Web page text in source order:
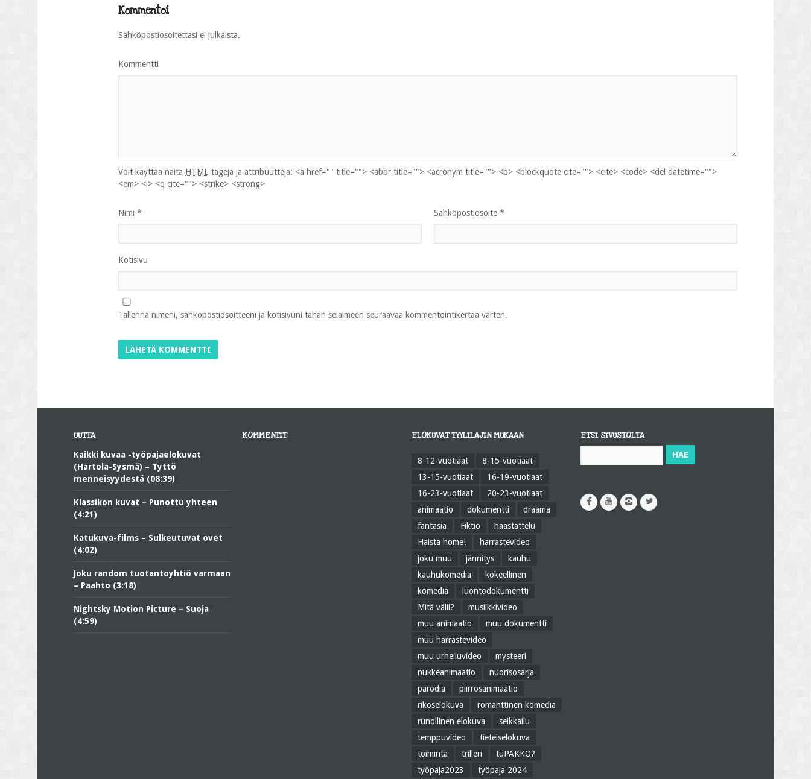
Kommentoi
Sähköpostiosoitettasi ei julkaista.
Kommentti
Voit käyttää näitä HTML-tageja ja attribuutteja: <a href="" title=""> <abbr title=""> <acronym title=""> <b> <blockquote cite=""> <cite> <code> <del datetime="">
<em> <i> <q cite=""> <strike> <strong>
Nimi * Sähköpostiosoite *
Kotisivu
Tallenna nimeni, sähköpostiosoitteeni ja kotisivuni tähän selaimeen seuraavaa kommentointikertaa varten.
UUTTA
Kaikki kuvaa -työpajaelokuvat
(Hartola-Sysmä) – Tyttö
menneisyydestä (08:39)
Klassikon kuvat – Punottu yhteen
(4:21)
Katukuva-films – Sulkeutuvat ovet
(4:02)
Joku random tuotantoyhtiö varmaan
– Paahto (3:18)
Nightsky Motion Picture – Suoja
(4:59)
KOMMENTIT ELOKUVAT TYYLILAJIN MUKAAN
8-12-vuotiaat
8-15-vuotiaat
13-15-vuotiaat
16-19-vuotiaat
16-23-vuotiaat
20-23-vuotiaat
animaatio
dokumentti
draama
fantasia
Fiktio
haastattelu
Haista home!
harrastevideo
joku muu
jännitys
kauhu
kauhukomedia
kokeellinen
komedia
luontodokumentti
Mitä välii?
musiikkivideo
muu animaatio
muu dokumentti
muu harrastevideo
muu urheiluvideo
mysteeri
nukkeanimaatio
nuorisosarja
parodia
piirrosanimaatio
rikoselokuva
romanttinen komedia
runollinen elokuva
seikkailu
temppuvideo
tieteiselokuva
toiminta
trilleri
tuPAKKO?
työpaja2023
työpaja 2024
ETSI SIVUSTOLTA